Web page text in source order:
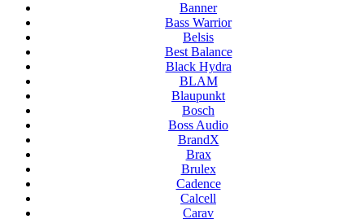
Banner
Bass Warrior
Belsis
Best Balance
Black Hydra
BLAM
Blaupunkt
Bosch
Boss Audio
BrandX
Brax
Brulex
Cadence
Calcell
Carav